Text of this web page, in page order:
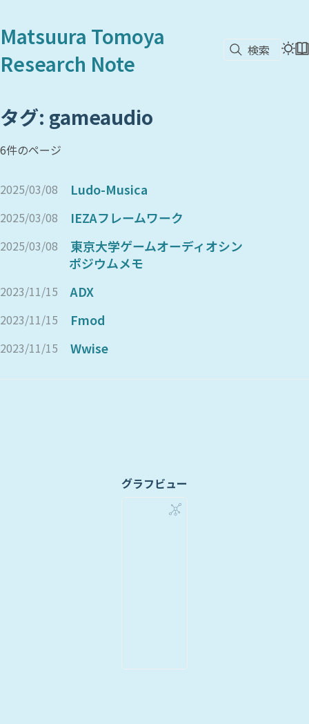
Matsuura Tomoya
Research Note
検索
タグ: gameaudio
6件のページ
2025/03/08 Ludo-Musica
2025/03/08 IEZAフレームワーク
2025/03/08
東京大学ゲームオーディオシン
ポジウムメモ
2023/11/15 ADX
2023/11/15 Fmod
2023/11/15 Wwise
グラフビュー